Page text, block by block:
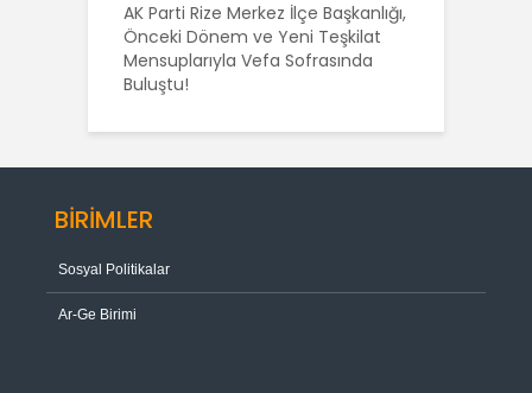
AK Parti Rize Merkez İlçe Başkanlığı,
Önceki Dönem ve Yeni Teşkilat
Mensuplarıyla Vefa Sofrasında
Buluştu!
BİRİMLER
Sosyal Politikalar
Ar-Ge Birimi